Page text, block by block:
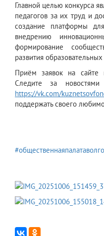
Главной целью конкурса
педагогов за их труд и
создание платформы
внедрению
формирование
развития
Приём заявок на сайте
Следите за
https://vk.com/
поддержать своего